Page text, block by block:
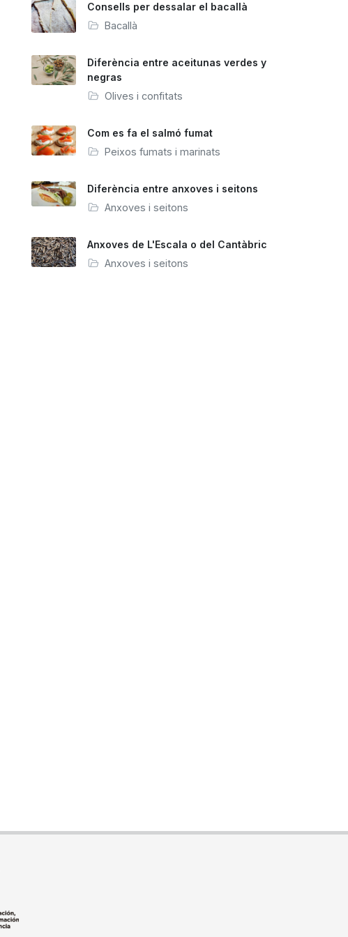
Consells per dessalar el bacallà
Bacallà
Diferència entre aceitunas verdes y
negras
Olives i confitats
Com es fa el salmó fumat
Peixos fumats i marinats
Diferència entre anxoves i seitons
Anxoves i seitons
Anxoves de L'Escala o del Cantàbric
Anxoves i seitons